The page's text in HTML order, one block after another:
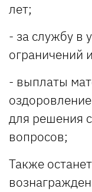
лет;
- за службу в
ограничений
- выплаты
для решения
вопросов;
Также